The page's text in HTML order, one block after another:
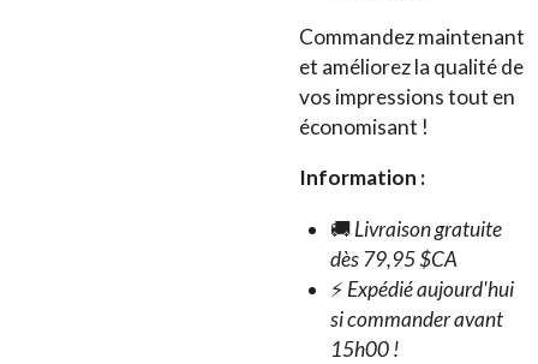
Commandez maintenant
et améliorez la qualité de
vos impressions tout en
économisant !
Information :
🚚Livraison gratuite
dès 79,95 $CA
⚡Expédié aujourd'hui
si commander avant
15h00 !